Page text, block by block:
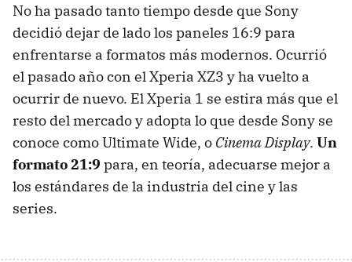
No ha pasado tanto tiempo desde que Sony
decidió dejar de lado los paneles 16:9 para
enfrentarse a formatos más modernos. Ocurrió
el pasado año con el Xperia XZ3 y ha vuelto a
ocurrir de nuevo. El Xperia 1 se estira más que el
resto del mercado y adopta lo que desde Sony se
conoce como Ultimate Wide, o Cinema Display. Un
formato 21:9 para, en teoría, adecuarse mejor a
los estándares de la industria del cine y las
series.